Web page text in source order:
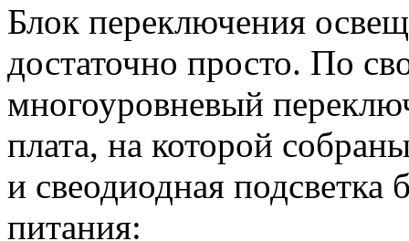
Блок переключения
достаточно просто. По
многоуровневый
плата, на которой
и свеодиодная
питания: